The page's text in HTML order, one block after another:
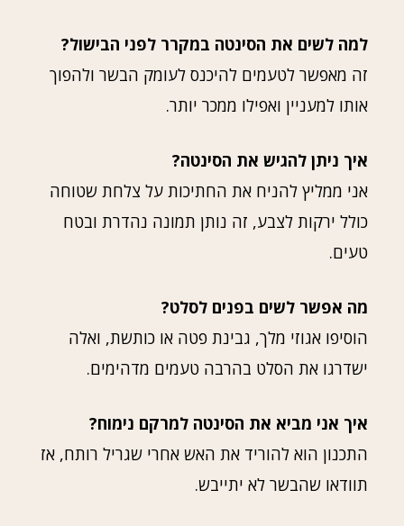
למה לשים את הסינטה במקרר לפני הבישול?
זה מאפשר לטעמים להיכנס לעומק הבשר ולהפוך
אותו למעניין ואפילו ממכר יותר.
איך ניתן להגיש את הסינטה?
אני ממליץ להניח את החתיכות על צלחת שטוחה
כולל ירקות לצבע, זה נותן תמונה נהדרת ובטח
טעים.
מה אפשר לשים בפנים לסלט?
הוסיפו אגוזי מלך, גבינת פטה או כותשת, ואלה
ישדרגו את הסלט בהרבה טעמים מדהימים.
איך אני מביא את הסינטה למרקם נימוח?
התכנון הוא להוריד את האש אחרי שגריל רותח, אז
תוודאו שהבשר לא יתייבש.